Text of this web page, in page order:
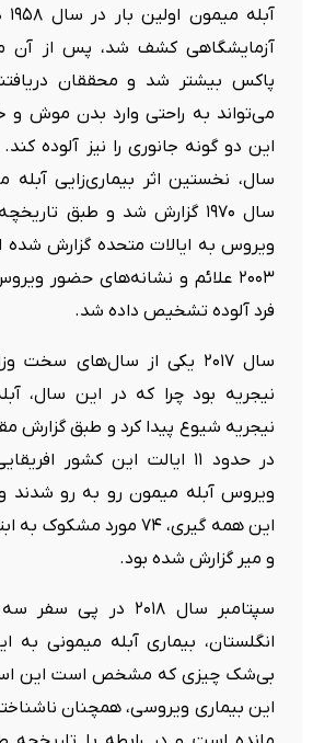
آزمایشگاهی کشف شد، پس از آن
پاکس بیشتر شد و محققان
می‌تواند به راحتی وارد بدن موش
این دو گونه جانوری را نیز آلوده
سال، نخستین اثر بیماری‌زایی آبله
سال ۱۹۷۰ گزارش شد و طبق
ویروس به ایالات متحده گزارش
۲۰۰۳ علائم و نشانه‌های حضور
فرد آلوده تشخیص داده شد.
سال ۲۰۱۷ یکی از سال‌های
نیجریه بود چرا که در این سال،
نیجریه شیوع پیدا کرد و طبق گزارش
در حدود ۱۱ ایالت این کشور
ویروس آبله میمون رو به رو شدند
این همه گیری، ۷۴ مورد
و میر گزارش شده بود.
سپتامبر سال ۲۰۱۸ در
انگلستان، بیماری آبله میمونی به
بی‌شک چیزی که مشخص است این
این بیماری ویروسی، همچنان